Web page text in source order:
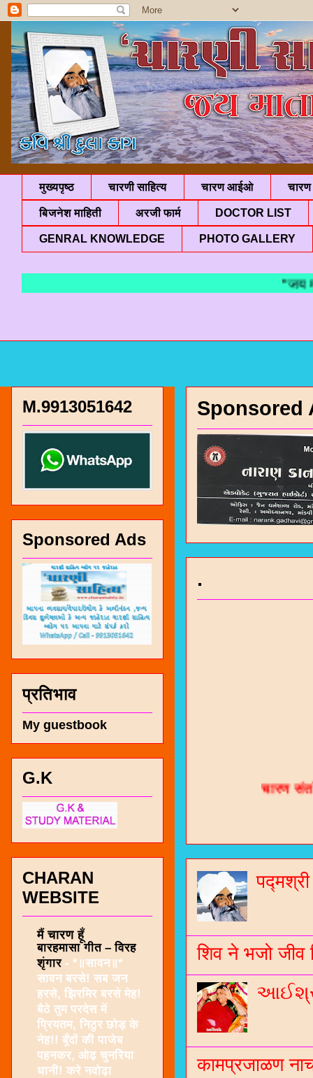
मुख्यपृष्ठ चारणी साहित्य चारण आईओ चारण
बिजनेश माहिती अरजी फार्म DOCTOR LIST
GENRAL KNOWLEDGE PHOTO GALLERY
Sponsored
.
भजन /
जनरल
चारणी
शिव ने भजो जीव
कामप्रजाळण
M.9913051642
Sponsored Ads
प्रतिभाव
My guestbook
G.K
CHARAN
WEBSITE
मैं चारण हूँ
बारहमासा गीत – विरह
शृंगार - *॥सावन॥*
सावन बरसे! सब जन
हरसे, झिरमिर बरसे मेह!
बैठे तुम परदेस में
प्रियतम, निठुर छोड़ के
नेह!! बूँदों की पाजेब
पहनकर, ओढ़ चुनरिया
धानी! करे नवोढ़ा